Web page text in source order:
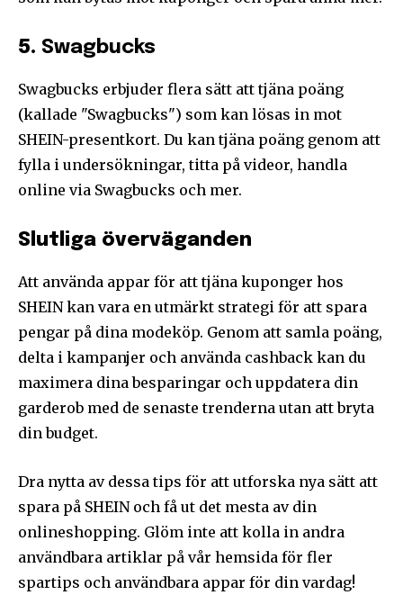
5. Swagbucks
Swagbucks erbjuder flera sätt att tjäna poäng
(kallade "Swagbucks") som kan lösas in mot
SHEIN-presentkort. Du kan tjäna poäng genom att
fylla i undersökningar, titta på videor, handla
online via Swagbucks och mer.
Slutliga överväganden
Att använda appar för att tjäna kuponger hos
SHEIN kan vara en utmärkt strategi för att spara
pengar på dina modeköp. Genom att samla poäng,
delta i kampanjer och använda cashback kan du
maximera dina besparingar och uppdatera din
garderob med de senaste trenderna utan att bryta
din budget.
Dra nytta av dessa tips för att utforska nya sätt att
spara på SHEIN och få ut det mesta av din
onlineshopping. Glöm inte att kolla in andra
användbara artiklar på vår hemsida för fler
spartips och användbara appar för din vardag!